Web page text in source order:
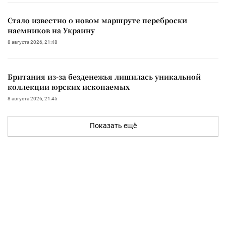
Стало известно о новом маршруте переброски
наемников на Украину
8 августа 2026, 21:48
Британия из-за безденежья лишилась уникальной
коллекции юрских ископаемых
8 августа 2026, 21:45
Показать ещё